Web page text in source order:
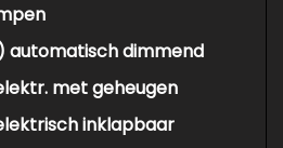
automatisch dimmend
met geheugen
inklapbaar